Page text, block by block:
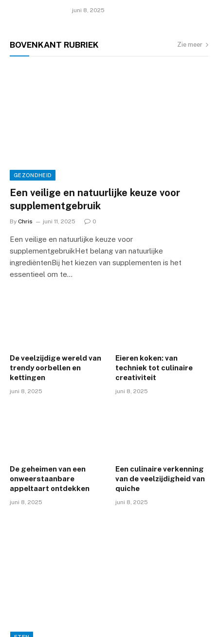
juni 8, 2025
BOVENKANT RUBRIEK Zie meer
GEZONDHEID
Een veilige en natuurlijke keuze voor
supplementgebruik
By Chris juni 11, 2025 0
Een veilige en natuurlijke keuze voor
supplementgebruikHet belang van natuurlijke
ingrediëntenBij het kiezen van supplementen is het
essentieel om te…
De veelzijdige wereld van
trendy oorbellen en
kettingen
juni 8, 2025
Eieren koken: van
techniek tot culinaire
creativiteit
juni 8, 2025
De geheimen van een
onweerstaanbare
appeltaart ontdekken
juni 8, 2025
Een culinaire verkenning
van de veelzijdigheid van
quiche
juni 8, 2025